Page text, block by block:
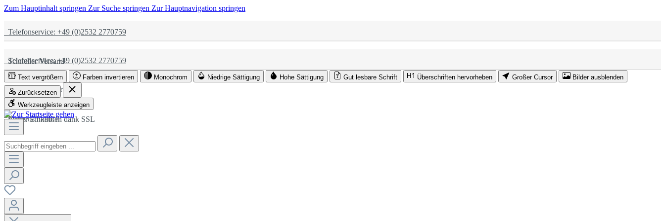
Zum Hauptinhalt springen Zur Suche springen Zur Hauptnavigation springen
Telefonservice: +49 (0)2532 2770759
Schneller Versand
Partnerschaftlich
Sicher Einkaufen dank SSL
Telefonservice: +49 (0)2532 2770759
Schneller Versand
Partnerschaftlich
Sicher Einkaufen dank SSL
Text vergrößern Farben invertieren Monochrom Niedrige Sättigung Hohe Sättigung Gut lesbare Schrift Überschriften hervorheben Großer Cursor Bilder ausblenden
Zurücksetzen
Werkzeugleiste anzeigen